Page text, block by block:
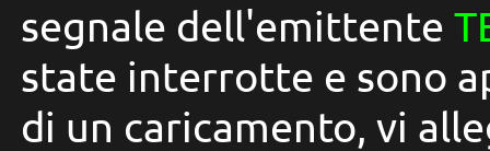
segnale dell'emittente
state interrotte e sono
di un caricamento, vi